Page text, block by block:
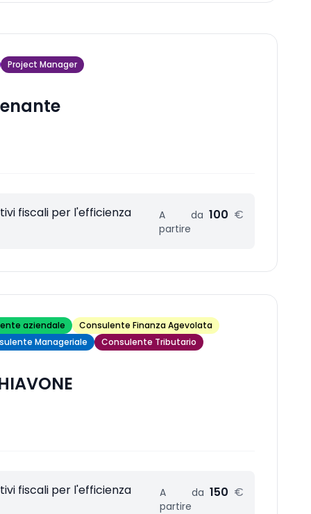
Project Manager
fiscali per l'efficienza
A
partire
da 100 €
aziendale
Consulente Finanza Agevolata
Manageriale
Consulente Tributario
fiscali per l'efficienza
A
partire
da 150 €